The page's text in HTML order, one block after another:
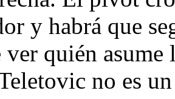
y habrá que
ver quién
no es